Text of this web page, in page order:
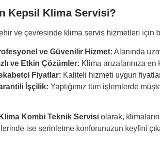
Kepsil Klima Servisi?
ve çevresinde klima servis hizmetleri için
ve Güvenilir Hizmet: Alanında
ve Etkin Çözümler: Klima arızalarınıza
Fiyatlar: Kaliteli hizmeti uygun
İşçilik: Yaptığımız tüm işlemlerde
Kombi Teknik Servisi olarak,
ise serinletme konforunuzun keyfini